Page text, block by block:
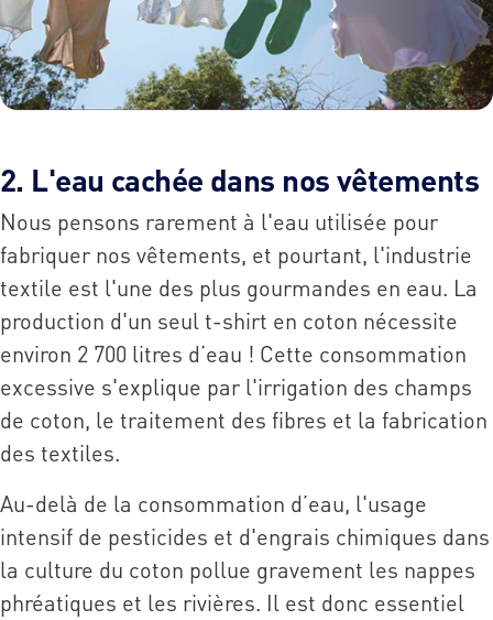
2. L'eau cachée dans nos vêtements
Nous pensons rarement à l'eau utilisée pour
fabriquer nos vêtements, et pourtant, l'industrie
textile est l'une des plus gourmandes en eau. La
production d'un seul t-shirt en coton nécessite
environ 2 700 litres d’eau ! Cette consommation
excessive s'explique par l'irrigation des champs
de coton, le traitement des fibres et la fabrication
des textiles.
Au-delà de la consommation d’eau, l'usage
intensif de pesticides et d'engrais chimiques dans
la culture du coton pollue gravement les nappes
phréatiques et les rivières. Il est donc essentiel